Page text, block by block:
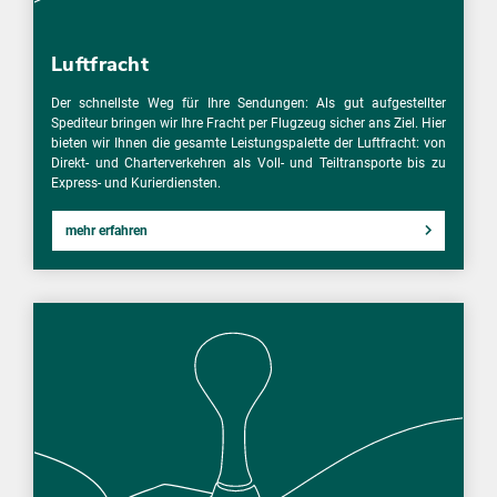
Luftfracht
Der schnellste Weg für Ihre Sendungen: Als gut aufgestellter
Spediteur bringen wir Ihre Fracht per Flugzeug sicher ans Ziel. Hier
bieten wir Ihnen die gesamte Leistungspalette der Luftfracht: von
Direkt- und Charterverkehren als Voll- und Teiltransporte bis zu
Express- und Kurierdiensten.
mehr erfahren